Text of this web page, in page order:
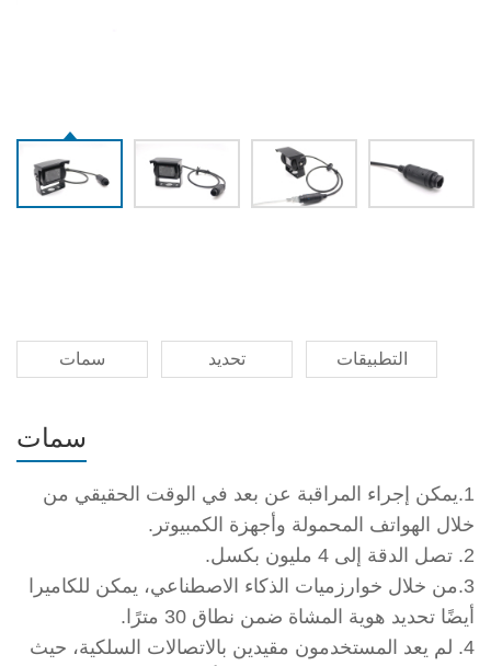
سمات تحديد التطبيقات
سمات
1.يمكن إجراء المراقبة عن بعد في الوقت الحقيقي من
خلال الهواتف المحمولة وأجهزة الكمبيوتر.
2. تصل الدقة إلى 4 مليون بكسل.
3.من خلال خوارزميات الذكاء الاصطناعي، يمكن للكاميرا
أيضًا تحديد هوية المشاة ضمن نطاق 30 مترًا.
4. لم يعد المستخدمون مقيدين بالاتصالات السلكية، حيث